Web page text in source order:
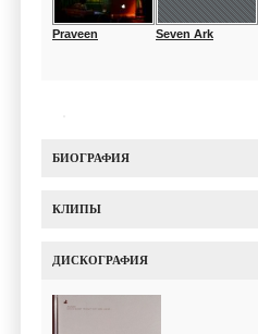
Praveen Seven Ark
БИОГРАФИЯ
КЛИПЫ
ДИСКОГРАФИЯ